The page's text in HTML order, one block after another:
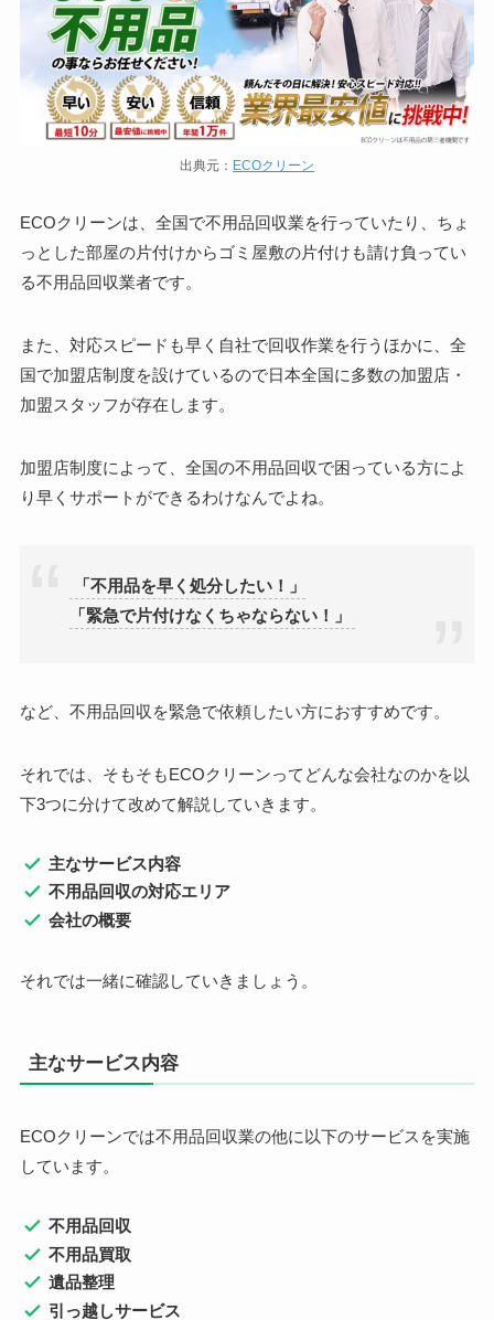
出典元： ECOクリーン
ECOクリーンは、全国で不用品回収業を行っていたり、ちょ
っとした部屋の片付けからゴミ屋敷の片付けも請け負ってい
る不用品回収業者です。
また、対応スピードも早く自社で回収作業を行うほかに、全
国で加盟店制度を設けているので日本全国に多数の加盟店・
加盟スタッフが存在します。
加盟店制度によって、全国の不用品回収で困っている方によ
り早くサポートができるわけなんでよね。
「不用品を早く処分したい！」
「緊急で片付けなくちゃならない！」
など、不用品回収を緊急で依頼したい方におすすめです。
それでは、そもそもECOクリーンってどんな会社なのかを以
下3つに分けて改めて解説していきます。
主なサービス内容
不用品回収の対応エリア
会社の概要
それでは一緒に確認していきましょう。
主なサービス内容
ECOクリーンでは不用品回収業の他に以下のサービスを実施
しています。
不用品回収
不用品買取
遺品整理
引っ越しサービス